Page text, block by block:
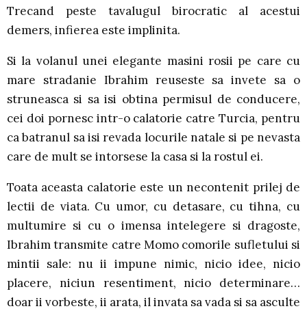
Trecand peste tavalugul birocratic al acestui
demers, infierea este implinita.
Si la volanul unei elegante masini rosii pe care cu
mare stradanie Ibrahim reuseste sa invete sa o
struneasca si sa isi obtina permisul de conducere,
cei doi pornesc intr-o calatorie catre Turcia, pentru
ca batranul sa isi revada locurile natale si pe nevasta
care de mult se intorsese la casa si la rostul ei.
Toata aceasta calatorie este un necontenit prilej de
lectii de viata. Cu umor, cu detasare, cu tihna, cu
multumire si cu o imensa intelegere si dragoste,
Ibrahim transmite catre Momo comorile sufletului si
mintii sale: nu ii impune nimic, nicio idee, nicio
placere, niciun resentiment, nicio determinare…
doar ii vorbeste, ii arata, il invata sa vada si sa asculte